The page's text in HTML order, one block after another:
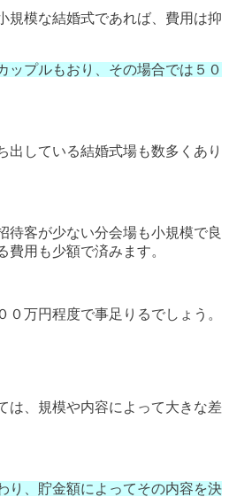
規模な結婚式であれば、費用は抑
ップルもおり、その場合では５０
出している結婚式場も数多くあり
待客が少ない分会場も小規模で良
費用も少額で済みます。
０万円程度で事足りるでしょう。
は、規模や内容によって大きな差
り、貯金額によってその内容を決